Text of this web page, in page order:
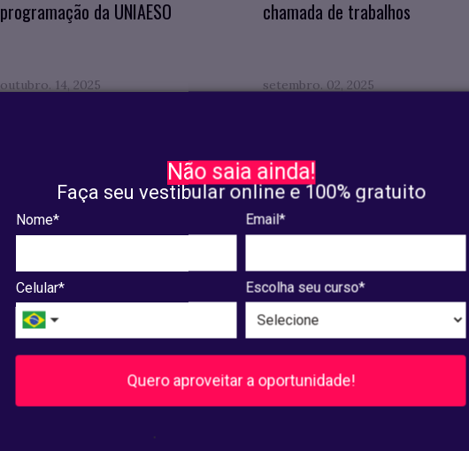
Não saia ainda!
Faça seu vestibular online e 100% gratuito
Nome* Email*
Celular* Escolha seu curso*
Quero aproveitar a oportunidade!
programação da UNIAESO
outubro. 14, 2025
chamada de trabalhos
setembro. 02, 2025
completa para as apresentações
do VIII Devir
Confira a lista com trabalhos
aprovados para apresentação no
VIII Devir
8
Pós-Graduação